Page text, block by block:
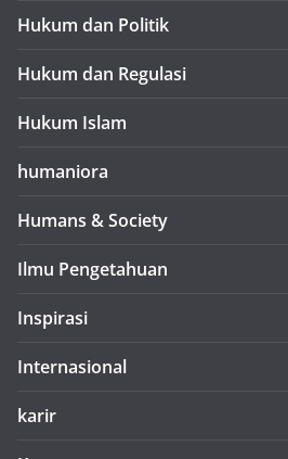
Hukum dan Politik
Hukum dan Regulasi
Hukum Islam
humaniora
Humans & Society
Ilmu Pengetahuan
Inspirasi
Internasional
karir